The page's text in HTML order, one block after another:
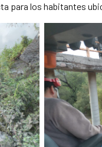
para los habitantes